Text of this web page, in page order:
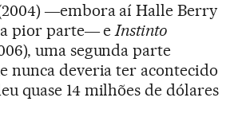
―embora aí Halle Berry
a pior parte― eInstinto
uma segunda parte
nunca deveria ter acontecido
quase 14 milhões de dólares